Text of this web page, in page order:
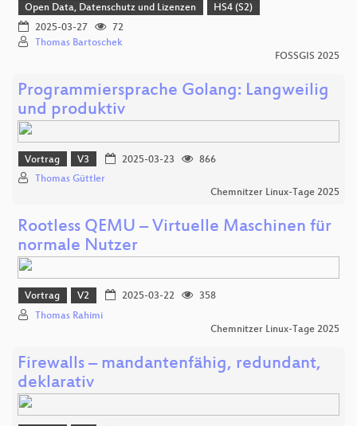
Open Data, Datenschutz und Lizenzen
HS4 (S2)
2025-03-27
72
Thomas Bartoschek
FOSSGIS 2025
Programmiersprache Golang: Langweilig
und produktiv
Vortrag V3 2025-03-23
866
Thomas Güttler
Chemnitzer Linux-Tage 2025
Rootless QEMU – Virtuelle Maschinen für
normale Nutzer
Vortrag V2 2025-03-22
358
Thomas Rahimi
Chemnitzer Linux-Tage 2025
Firewalls – mandantenfähig, redundant,
deklarativ